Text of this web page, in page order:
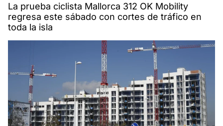
La prueba ciclista Mallorca 312 OK Mobility
regresa este sábado con cortes de tráfico en
toda la isla